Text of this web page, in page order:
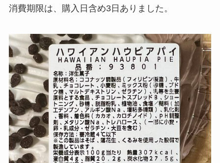
消費期限は、購入日含め3日ありました。